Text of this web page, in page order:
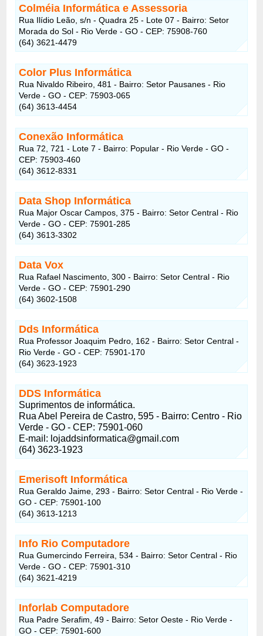
Colméia Informática e Assessoria
Rua Ilídio Leão, s/n - Quadra 25 - Lote 07 - Bairro: Setor
Morada do Sol - Rio Verde - GO - CEP: 75908-760
(64) 3621-4479
Color Plus Informática
Rua Nivaldo Ribeiro, 481 - Bairro: Setor Pausanes - Rio
Verde - GO - CEP: 75903-065
(64) 3613-4454
Conexão Informática
Rua 72, 721 - Lote 7 - Bairro: Popular - Rio Verde - GO -
CEP: 75903-460
(64) 3612-8331
Data Shop Informática
Rua Major Oscar Campos, 375 - Bairro: Setor Central - Rio
Verde - GO - CEP: 75901-285
(64) 3613-3302
Data Vox
Rua Rafael Nascimento, 300 - Bairro: Setor Central - Rio
Verde - GO - CEP: 75901-290
(64) 3602-1508
Dds Informática
Rua Professor Joaquim Pedro, 162 - Bairro: Setor Central -
Rio Verde - GO - CEP: 75901-170
(64) 3623-1923
DDS Informática
Suprimentos de informática.
Rua Abel Pereira de Castro, 595 - Bairro: Centro - Rio
Verde - GO - CEP: 75901-060
E-mail: lojaddsinformatica@gmail.com
(64) 3623-1923
Emerisoft Informática
Rua Geraldo Jaime, 293 - Bairro: Setor Central - Rio Verde -
GO - CEP: 75901-100
(64) 3613-1213
Info Rio Computadore
Rua Gumercindo Ferreira, 534 - Bairro: Setor Central - Rio
Verde - GO - CEP: 75901-310
(64) 3621-4219
Inforlab Computadore
Rua Padre Serafim, 49 - Bairro: Setor Oeste - Rio Verde -
GO - CEP: 75901-600